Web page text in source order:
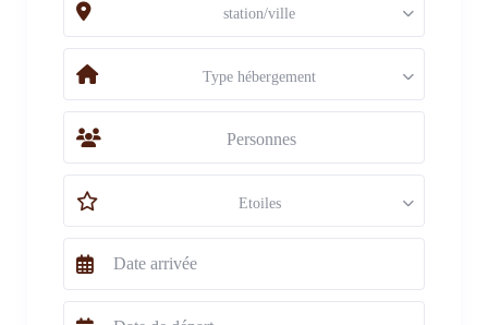
station/ville
Type hébergement
Personnes
Etoiles